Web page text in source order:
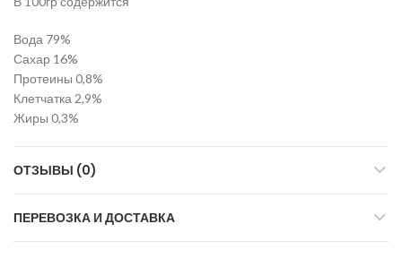
Вода 79%
Сахар 16%
Протеины 0,8%
Клетчатка 2,9%
Жиры 0,3%
ОТЗЫВЫ (0)
ПЕРЕВОЗКА И ДОСТАВКА